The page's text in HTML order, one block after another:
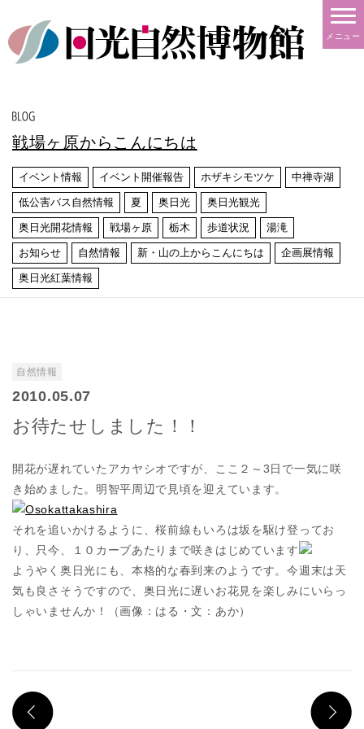
メニュー
戦場ヶ原からこんにちは
イベント情報 イベント開催報告 ホザキシモツケ 中禅寺湖
低公害バス自然情報 夏 奥日光 奥日光観光
奥日光開花情報 戦場ヶ原 栃木 歩道状況 湯滝
お知らせ 自然情報 新・山の上からこんにちは 企画展情報
奥日光紅葉情報
自然情報
2010.05.07
お待たせしました！！
開花が遅れていたアカヤシオですが、ここ２～3日で一気に咲
き始めました。明智平周辺で見頃を迎えています。
それを追いかけるように、桜前線もいろは坂を駆け登ってお
り、只今、１０カーブあたりまで咲きはじめています
ようやく奥日光にも、本格的な春到来のようです。今週末は天
気も良さそうですので、奥日光に遅いお花見を楽しみにいらっ
しゃいませんか！（画像：はる・文：あか）